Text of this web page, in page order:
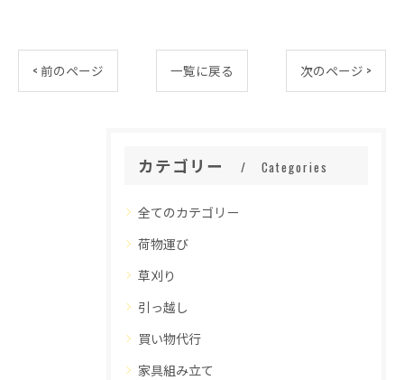
< 前のページ 一覧に戻る 次のページ >
カテゴリー Categories
全てのカテゴリー
荷物運び
草刈り
引っ越し
買い物代行
家具組み立て